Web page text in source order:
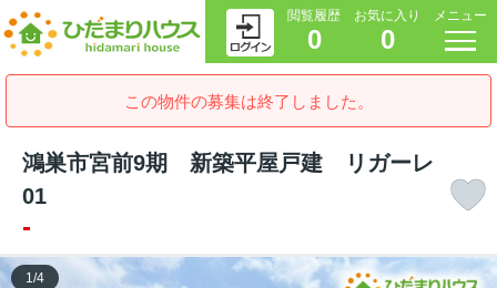
閲覧履歴
0
お気に入り
0
メニュー
この物件の募集は終了しました。
鴻巣市宮前9期 新築平屋戸建 リガーレ
01
-
1/4